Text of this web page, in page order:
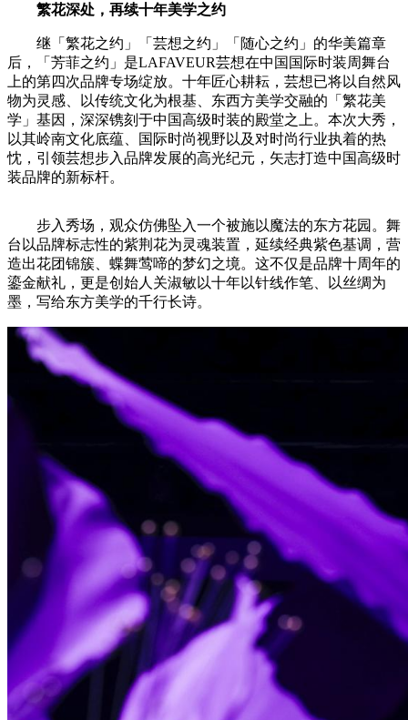
繁花深处，再续十年美学之约
继「繁花之约」「芸想之约」「随心之约」的华美篇章
后，「芳菲之约」是LAFAVEUR芸想在中国国际时装周舞台
上的第四次品牌专场绽放。十年匠心耕耘，芸想已将以自然风
物为灵感、以传统文化为根基、东西方美学交融的「繁花美
学」基因，深深镌刻于中国高级时装的殿堂之上。本次大秀，
以其岭南文化底蕴、国际时尚视野以及对时尚行业执着的热
忱，引领芸想步入品牌发展的高光纪元，矢志打造中国高级时
装品牌的新标杆。
步入秀场，观众仿佛坠入一个被施以魔法的东方花园。舞
台以品牌标志性的紫荆花为灵魂装置，延续经典紫色基调，营
造出花团锦簇、蝶舞莺啼的梦幻之境。这不仅是品牌十周年的
鎏金献礼，更是创始人关淑敏以十年以针线作笔、以丝绸为
墨，写给东方美学的千行长诗。